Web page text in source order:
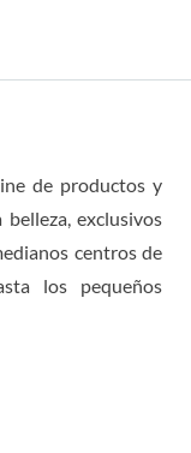
de productos y
exclusivos
centros de
los pequeños